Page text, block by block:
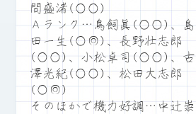
間盛渚(○○)
Ａランク…鳥飼眞(○○)、島
田一生(○◎)、長野壮志郎
(○○)、小松卓司(○○)、古
澤光紀(○○)、松田大志郎
(○◎)
そのほかで機力好調…中辻崇